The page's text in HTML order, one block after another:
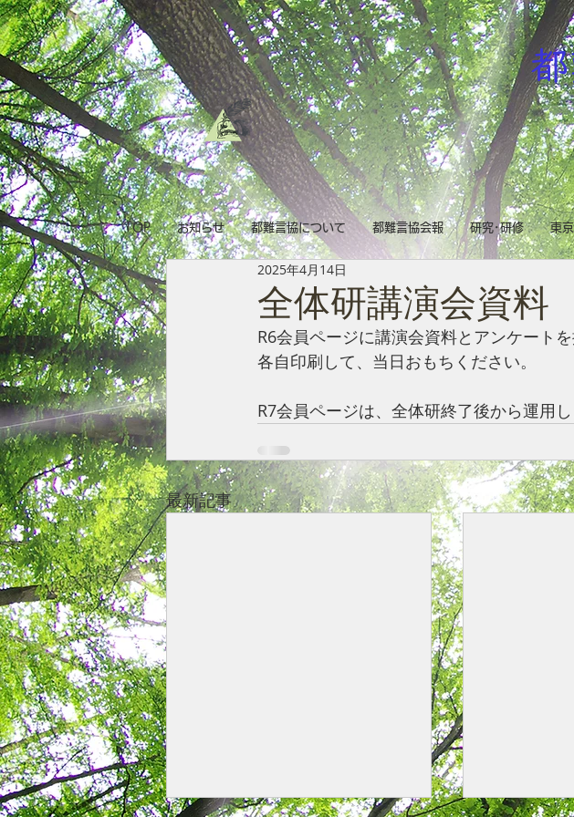
TOP お知らせ 都難言協について 都難言協会報 研究･研修 東
全体研講演会資料
2025年4月14日
R6会員ページに講演会資料とアンケートを
各自印刷して、当日おもちください。
R7会員ページは、全体研終了後から運用
最新記事